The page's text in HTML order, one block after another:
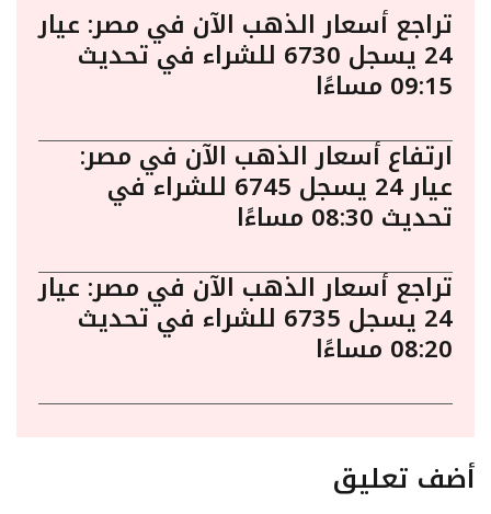
تراجع أسعار الذهب الآن في مصر: عيار
24 يسجل 6730 للشراء في تحديث
09:15 مساءًا
ارتفاع أسعار الذهب الآن في مصر:
عيار 24 يسجل 6745 للشراء في
تحديث 08:30 مساءًا
تراجع أسعار الذهب الآن في مصر: عيار
24 يسجل 6735 للشراء في تحديث
08:20 مساءًا
أضف تعليق